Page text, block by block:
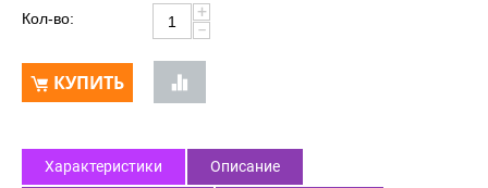
Кол-во:
+
−
КУПИТЬ
Характеристики Описание